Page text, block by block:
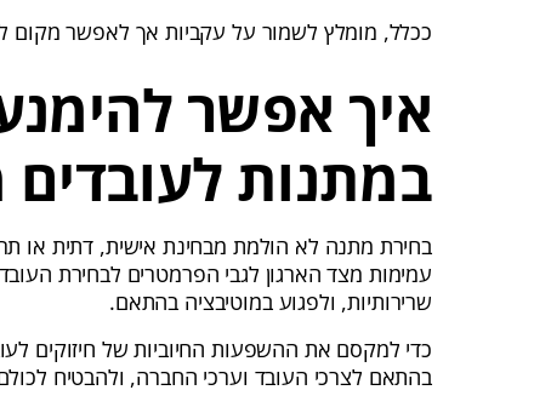
ככלל, מומלץ לשמור על עקביות אך לאפשר מקום
איך אפשר
במתנות לעובדים
בחירת מתנה לא הולמת מבחינת אישית, דתית או
עמימות מצד הארגון לגבי הפרמטרים לבחירת
שרירותיות, ולפגוע במוטיבציה בהתאם.
כדי למקסם את ההשפעות החיוביות של חיזוקים
בהתאם לצרכי העובד וערכי החברה, ולהבטיח לכולם